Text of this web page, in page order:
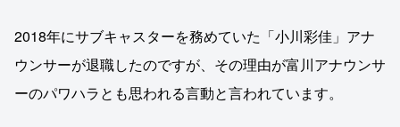
2018年にサブキャスターを務めていた「小川彩佳」アナ
ウンサーが退職したのですが、その理由が富川アナウンサ
ーのパワハラとも思われる言動と言われています。